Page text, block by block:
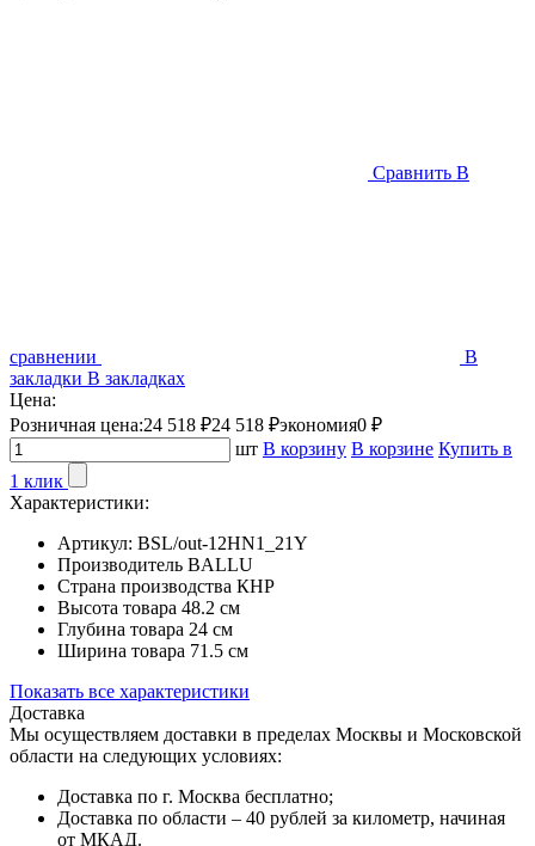
Сравнить В
сравнении
В
закладки В закладках
Цена:
Розничная цена:24 518 ₽24 518 ₽экономия0 ₽
шт В корзину В корзине Купить в
1 клик
Характеристики:
Артикул: BSL/out-12HN1_21Y
Производитель BALLU
Страна производства КНР
Высота товара 48.2 см
Глубина товара 24 см
Ширина товара 71.5 см
Показать все характеристики
Доставка
Мы осуществляем доставки в пределах Москвы и Московской
области на следующих условиях:
Доставка по г. Москва бесплатно;
Доставка по области – 40 рублей за километр, начиная
от МКАД.